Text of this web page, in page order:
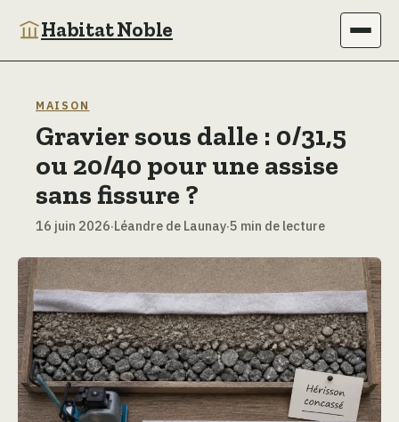
Habitat Noble
Maison
Jardinage
Déco
MAISON
Gravier sous dalle : 0/31,5
ou 20/40 pour une assise
sans fissure ?
16 juin 2026·Léandre de Launay·5 min de lecture